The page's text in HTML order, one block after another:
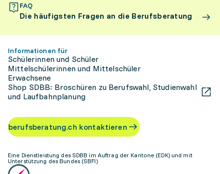
FAQ
Die häufigsten Fragen an die Berufsberatung
Informationen für
Schülerinnen und Schüler
Mittelschülerinnen und Mittelschüler
Erwachsene
Shop SDBB: Broschüren zu Berufswahl, Studienwahl
und Laufbahnplanung
berufsberatung.ch kontaktieren
Eine Dienstleistung des SDBB im Auftrag der Kantone (EDK) und mit
Unterstützung des Bundes (SBFI)